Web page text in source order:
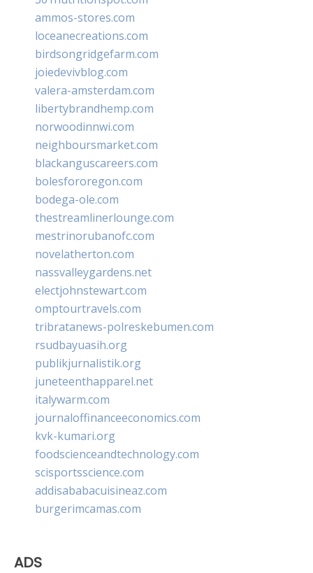
ammos-stores.com
loceanecreations.com
birdsongridgefarm.com
joiedevivblog.com
valera-amsterdam.com
libertybrandhemp.com
norwoodinnwi.com
neighboursmarket.com
blackanguscareers.com
bolesfororegon.com
bodega-ole.com
thestreamlinerlounge.com
mestrinorubanofc.com
novelatherton.com
nassvalleygardens.net
electjohnstewart.com
omptourtravels.com
tribratanews-polreskebumen.com
rsudbayuasih.org
publikjurnalistik.org
juneteenthapparel.net
italywarm.com
journaloffinanceeconomics.com
kvk-kumari.org
foodscienceandtechnology.com
scisportsscience.com
addisababacuisineaz.com
burgerimcamas.com
ADS